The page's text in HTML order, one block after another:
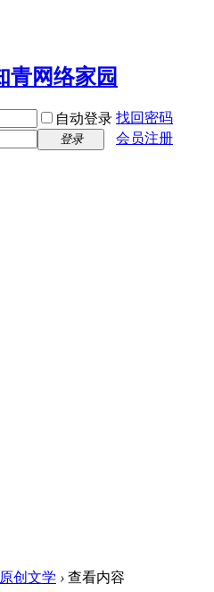
自动登录 找回密码
登录
会员注册
原创文学 › 查看内容